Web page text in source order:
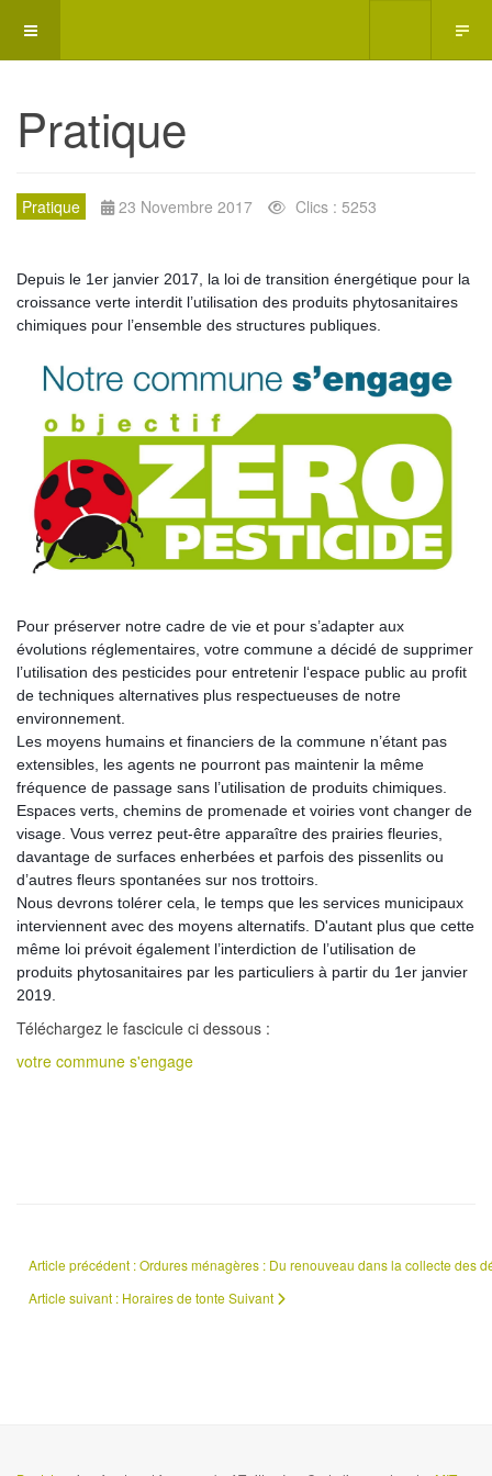
Pratique
Pratique 23 Novembre 2017 Clics : 5253
Depuis le 1er janvier 2017, la loi de transition énergétique pour la
croissance verte interdit l’utilisation des produits phytosanitaires
chimiques pour l’ensemble des structures publiques.
Pour préserver notre cadre de vie et pour s’adapter aux
évolutions réglementaires, votre commune a décidé de supprimer
l’utilisation des pesticides pour entretenir l‘espace public au profit
de techniques alternatives plus respectueuses de notre
environnement.
Les moyens humains et financiers de la commune n’étant pas
extensibles, les agents ne pourront pas maintenir la même
fréquence de passage sans l’utilisation de produits chimiques.
Espaces verts, chemins de promenade et voiries vont changer de
visage. Vous verrez peut-être apparaître des prairies fleuries,
davantage de surfaces enherbées et parfois des pissenlits ou
d’autres fleurs spontanées sur nos trottoirs.
Nous devrons tolérer cela, le temps que les services municipaux
interviennent avec des moyens alternatifs. D'autant plus que cette
même loi prévoit également l’interdiction de l’utilisation de
produits phytosanitaires par les particuliers à partir du 1er janvier
2019.
Téléchargez le fascicule ci dessous :
votre commune s'engage
Article précédent : Ordures ménagères : Du renouveau dans la collecte des
Article suivant : Horaires de tonteSuivant